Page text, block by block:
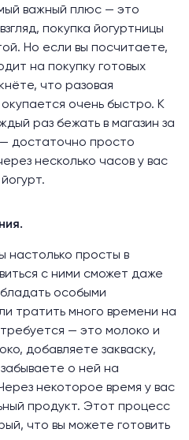
важный плюс — это
покупка йогуртницы
Но если вы посчитаете,
на покупку готовых
что разовая
очень быстро. К
раз бежать в магазин за
достаточно просто
несколько часов у вас
настолько просты в
с ними сможет даже
особыми
тратить много времени на
— это молоко и
добавляете закваску,
о ней на
некоторое время у вас
продукт. Этот процесс
что вы можете готовить